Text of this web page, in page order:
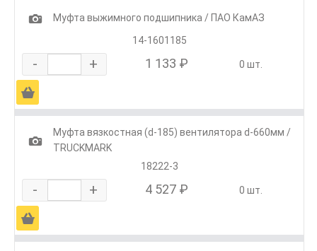
1
Муфта выжимного подшипника / ПАО КамАЗ
14-1601185
- + 1 133 ₽ 0 шт.
Ä
1
Муфта вязкостная (d-185) вентилятора d-660мм /
TRUCKMARK
18222-3
- + 4 527 ₽ 0 шт.
Ä